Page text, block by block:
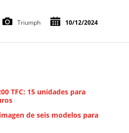
Triumph 10/12/2024
TFC: 15 unidades para
de seis modelos para